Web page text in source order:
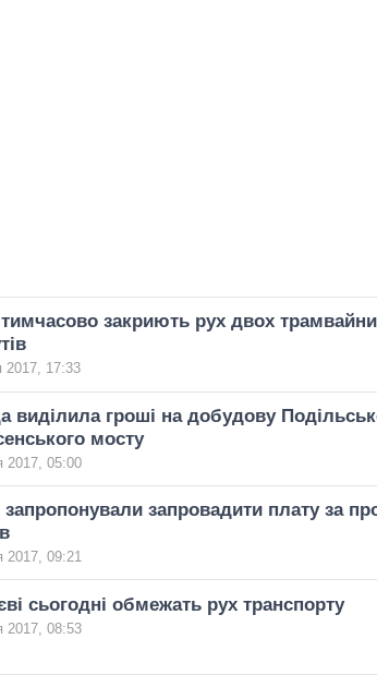
закриють рух двох
2017, 17:33
виділила гроші на добудову
мосту
2017, 05:00
запровадити плату за
2017, 09:21
сьогодні обмежать рух транспорту
2017, 08:53